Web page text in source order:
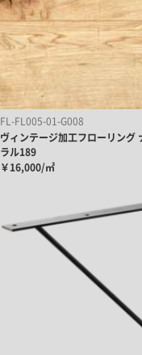
FL-FL005-01-G008
ヴィンテージ加工フローリング
ラル189
￥16,000/㎡